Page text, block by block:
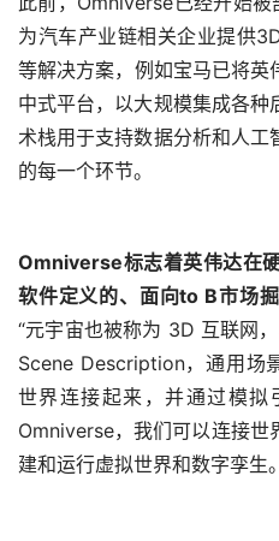
中式平台，以大规模集成各
术栈用于支持数据分析和人
的每一个环节。
Omniverse标志着英伟达在
Scene Description，通用场
世界连接起来，并通过模拟
Omniverse，我们可以连接
建和运行虚拟世界和数字孪生
而随着元宇宙时代的全面到来